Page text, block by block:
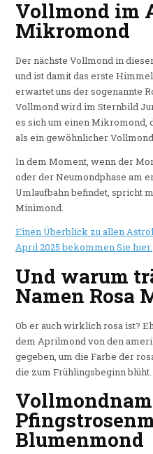
Vollmond im
Mikromond
Der nächste Vollmond in
und ist damit das erste
erwartet uns der sogenannte
Vollmond wird im Sternbild
es sich um einen Mikromond,
als ein gewöhnlicher
In dem Moment, wenn der
oder der Neumondphase am
Umlaufbahn befindet, spricht
Minimond.
Einen Überblick zu allen
April 2025 bekommen Sie hier.
Und warum
Namen Rosa
Ob er auch wirklich rosa ist?
dem Aprilmond von den
gegeben, um die Farbe der
die zum Frühlingsbeginn blüht.
Blumenmond